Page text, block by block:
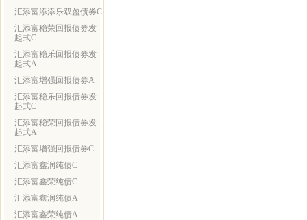
汇添富添添乐双盈债券C
汇添富稳荣回报债券发
起式C
汇添富稳乐回报债券发
起式A
汇添富增强回报债券A
汇添富稳乐回报债券发
起式C
汇添富稳荣回报债券发
起式A
汇添富增强回报债券C
汇添富鑫润纯债C
汇添富鑫荣纯债C
汇添富鑫润纯债A
汇添富鑫荣纯债A